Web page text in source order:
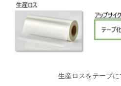
生産ロスをテープ